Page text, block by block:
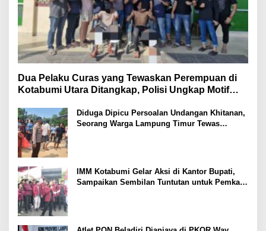
Dua Pelaku Curas yang Tewaskan Perempuan di
Kotabumi Utara Ditangkap, Polisi Ungkap Motif
Diduga Dipicu Persoalan Undangan Khitanan,
Seorang Warga Lampung Timur Tewas
IMM Kotabumi Gelar Aksi di Kantor Bupati,
Sampaikan Sembilan Tuntutan untuk Pemkab